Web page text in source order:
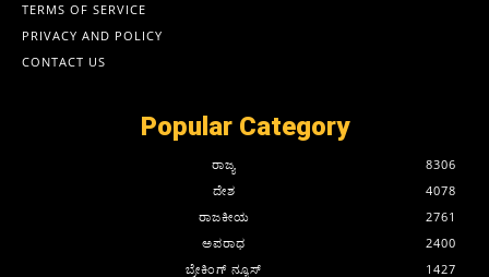
TERMS OF SERVICE
PRIVACY AND POLICY
CONTACT US
Popular Category
ರಾಜ್ಯ
8306
ದೇಶ
4078
ರಾಜಕೀಯ
2761
ಅಪರಾಧ
2400
ಬ್ರೇಕಿಂಗ್ ನ್ಯೂಸ್
1427